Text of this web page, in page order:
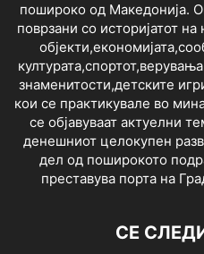
пошироко од Македонија.
поврзани со историјатот
знаменитости,детските
кои се практикувале во
се објавуваат актуелни
денешниот целокупен
дел од поширокото
преставува порта на
СЕ